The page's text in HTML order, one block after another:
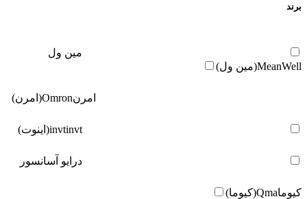
برند
مین ول
MeanWell(مین ول)
امرنOmron(امرن)
invtinvt(اینوت)
درایو آسانسور
کیوماQma(کیوما)